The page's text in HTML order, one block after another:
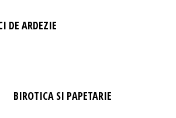
DE ARDEZIE
BIROTICA SI PAPETARIE